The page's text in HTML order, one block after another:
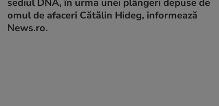
omul de afaceri Cătălin Hideg, informează
News.ro.